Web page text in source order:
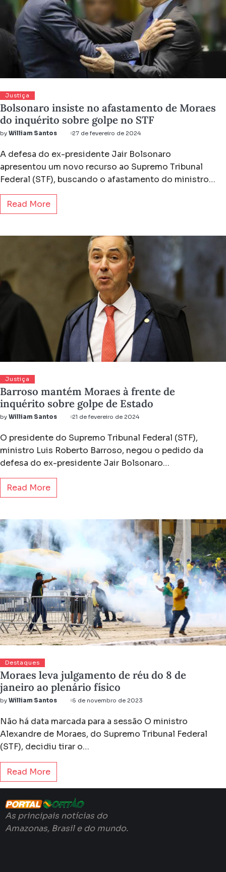
Justiça
Bolsonaro insiste no afastamento de Moraes
do inquérito sobre golpe no STF
by William Santos 27 de fevereiro de 2024
A defesa do ex-presidente Jair Bolsonaro
apresentou um novo recurso ao Supremo Tribunal
Federal (STF), buscando o afastamento do ministro…
Read More
Justiça
Barroso mantém Moraes à frente de
inquérito sobre golpe de Estado
by William Santos 21 de fevereiro de 2024
O presidente do Supremo Tribunal Federal (STF),
ministro Luis Roberto Barroso, negou o pedido da
defesa do ex-presidente Jair Bolsonaro…
Read More
Destaques
Moraes leva julgamento de réu do 8 de
janeiro ao plenário físico
by William Santos 6 de novembro de 2023
Não há data marcada para a sessão O ministro
Alexandre de Moraes, do Supremo Tribunal Federal
(STF), decidiu tirar o…
Read More
As principais notícias do
Amazonas, Brasil e do mundo.